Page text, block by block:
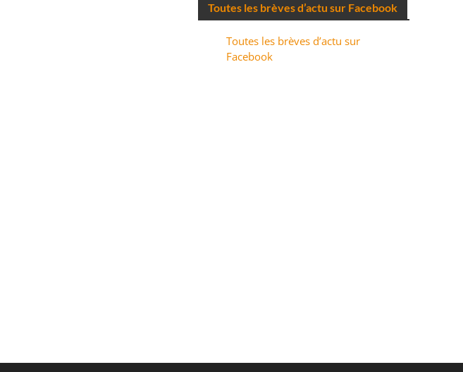
Toutes les brèves d’actu sur Facebook
Toutes les brèves d’actu sur
Facebook